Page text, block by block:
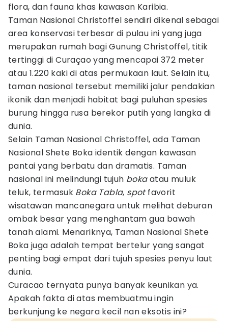
flora, dan fauna khas kawasan Karibia.
Taman Nasional Christoffel sendiri dikenal sebagai
area konservasi terbesar di pulau ini yang juga
merupakan rumah bagi Gunung Christoffel, titik
tertinggi di Curaçao yang mencapai 372 meter
atau 1.220 kaki di atas permukaan laut. Selain itu,
taman nasional tersebut memiliki jalur pendakian
ikonik dan menjadi habitat bagi puluhan spesies
burung hingga rusa berekor putih yang langka di
dunia.
Selain Taman Nasional Christoffel, ada Taman
Nasional Shete Boka identik dengan kawasan
pantai yang berbatu dan dramatis. Taman
nasional ini melindungi tujuh bokaatau muluk
teluk, termasuk Boka Tabla, spotfavorit
wisatawan mancanegara untuk melihat deburan
ombak besar yang menghantam gua bawah
tanah alami. Menariknya, Taman Nasional Shete
Boka juga adalah tempat bertelur yang sangat
penting bagi empat dari tujuh spesies penyu laut
dunia.
Curacao ternyata punya banyak keunikan ya.
Apakah fakta di atas membuatmu ingin
berkunjung ke negara kecil nan eksotis ini?